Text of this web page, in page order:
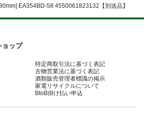
EA354BD-58 4550061823132【別送品】
ョップ
特定商取引法に基づく表記
古物営業法に基づく表記
酒類販売管理者標識の掲示
家電リサイクルについて
BtoB掛け払い申込